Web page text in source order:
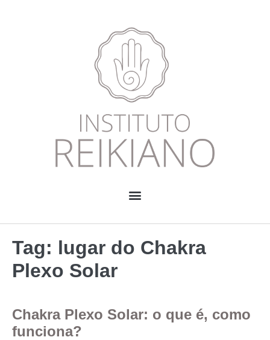
Tag: lugar do Chakra
Plexo Solar
Chakra Plexo Solar: o que é, como
funciona?